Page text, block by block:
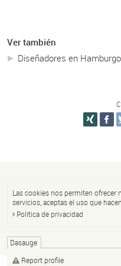
Ver también
Diseñadores en
Las cookies nos permiten
servicios, aceptas el uso que
Política de privacidad
Dasauge
Report profile